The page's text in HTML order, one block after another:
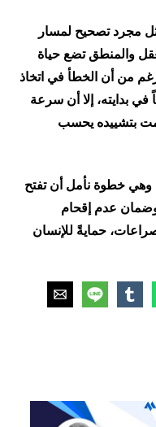
مجرد تصحيح لمسار
والمنطق تضع حياة
من أن الخطأ في اتخاذ
بدايته، إلا أن سرعة
بتشييده يحسب
وهي خطوة نأمل أن تفتح
وضمان عدم إقحام
حمايةً للإنسان